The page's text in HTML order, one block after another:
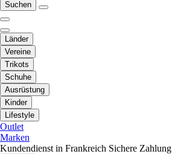
Suchen
Länder
Vereine
Trikots
Schuhe
Ausrüstung
Kinder
Lifestyle
Outlet
Marken
Kundendienst in Frankreich Sichere Zahlung